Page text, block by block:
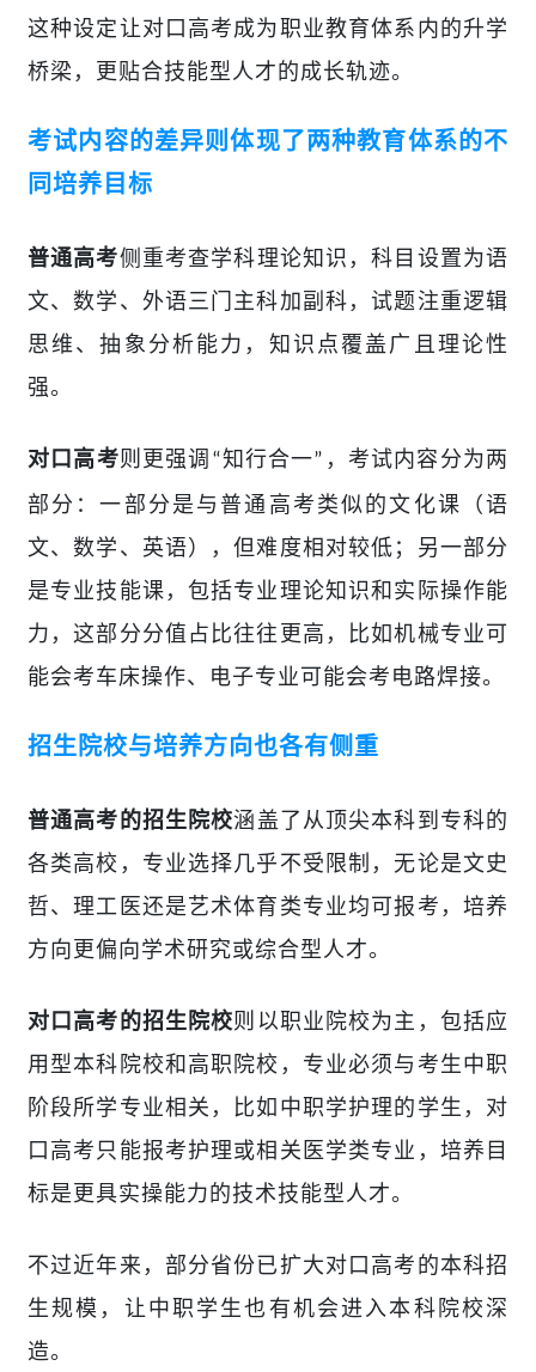
这种设定让对口高考成为职业教育体系内的升学
桥梁，更贴合技能型人才的成长轨迹。
考试内容的差异则体现了两种教育体系的不
同培养目标
普通高考侧重考查学科理论知识，科目设置为语
文、数学、外语三门主科加 副科 ，试题注重逻辑
思维、抽象分析能力，知识点覆盖广且理论性
强。
对口高考则更强调 “知行合一” ，考试内容分为两
部分：一部分是与普通高考类似的文化课（语
文、数学、英语），但难度相对较低；另一部分
是专业技能课，包括专业理论知识和实际操作能
力，这部分分值占比往往更高，比如机械专业可
能会考车床操作、电子专业可能会考电路焊接。
招生院校与培养方向也各有侧重
普通高考 的招生院校涵盖了从顶尖本科到专科的
各类高校，专业选择几乎不受限制，无论是文史
哲、理工医还是艺术体育类专业均可报考，培养
方向更偏向学术研究或综合型人才。
对口高考的招生院校则以职业院校为主，包括应
用型本科院校和高职院校，专业必须与考生中职
阶段所学专业相关，比如中职学护理的学生，对
口高考只能报考护理或相关医学类专业，培养目
标是更具实操能力的技术技能型人才。
不过近年来，部分省份已扩大对口高考的本科招
生规模，让中职学生也有机会进入本科院校深
造。